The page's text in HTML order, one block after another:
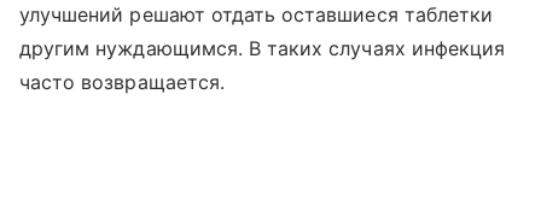
улучшений решают отдать оставшиеся таблетки
другим нуждающимся. В таких случаях инфекция
часто возвращается.